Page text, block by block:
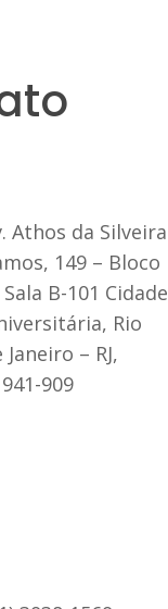
Athos da Silveira
149 – Bloco
Sala B-101 Cidade
Rio
Janeiro – RJ,
909